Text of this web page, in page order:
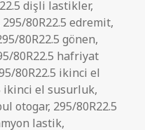
dişli lastikler,
295/80R22.5 edremit,
80R22.5 gönen,
80R22.5 hafriyat
80R22.5 ikinci el
ikinci el susurluk,
otogar, 295/80R22.5
lastik,